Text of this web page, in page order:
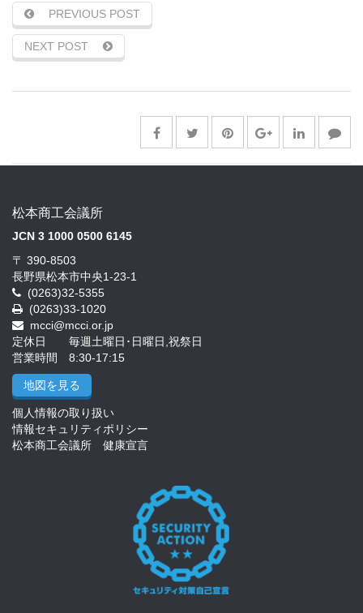
PREVIOUS POST
NEXT POST
松本商工会議所
JCN 3 1000 0500 6145
〒 390-8503
長野県松本市中央1-23-1
(0263)32-5355
(0263)33-1020
mcci@mcci.or.jp
定休日 毎週土曜日･日曜日,祝祭日
営業時間 8:30-17:15
地図を見る
個人情報の取り扱い
情報セキュリティポリシー
松本商工会議所 健康宣言